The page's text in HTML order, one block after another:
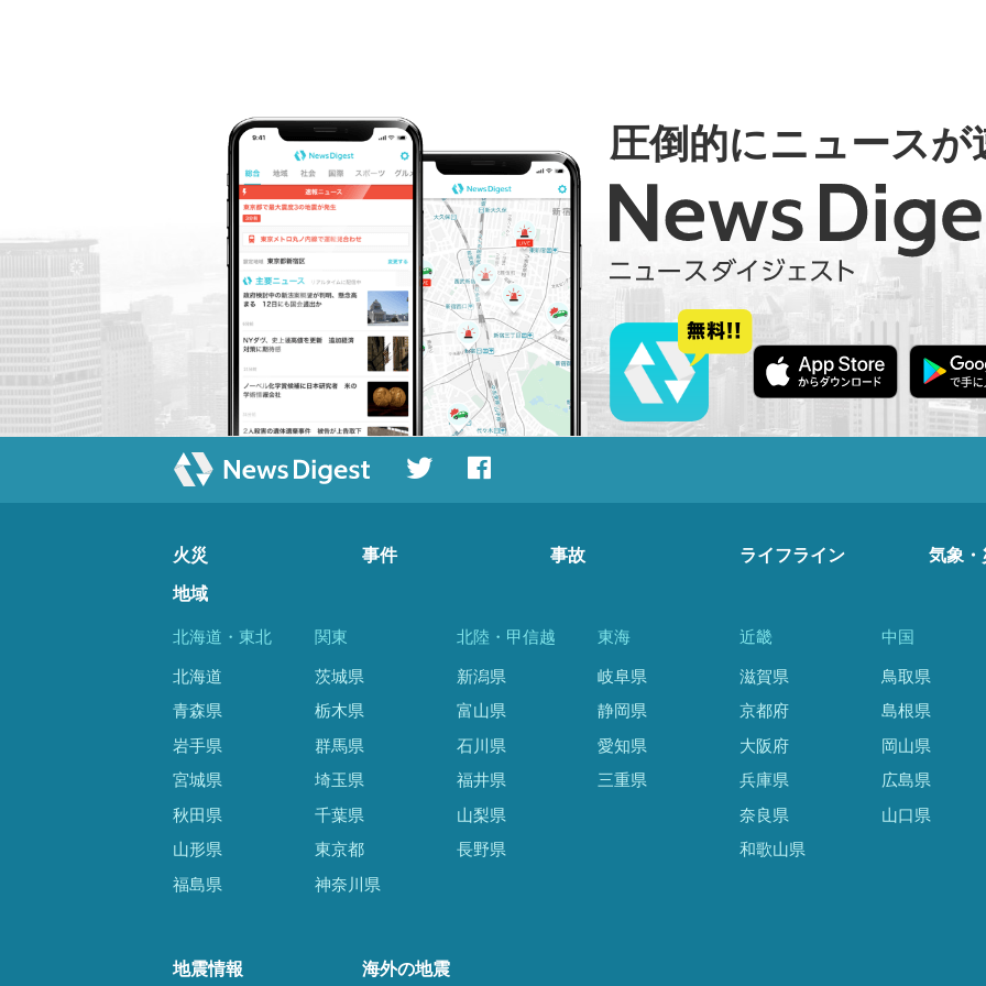
圧倒的にニュースが
火災 事件 事故 ライフライン 気象・
地域
北海道・東北
北海道
青森県
岩手県
宮城県
秋田県
山形県
福島県
関東
茨城県
栃木県
群馬県
埼玉県
千葉県
東京都
神奈川県
北陸・甲信越
新潟県
富山県
石川県
福井県
山梨県
長野県
東海
岐阜県
静岡県
愛知県
三重県
近畿
滋賀県
京都府
大阪府
兵庫県
奈良県
和歌山県
中国
鳥取県
島根県
岡山県
広島県
山口県
地震情報 海外の地震